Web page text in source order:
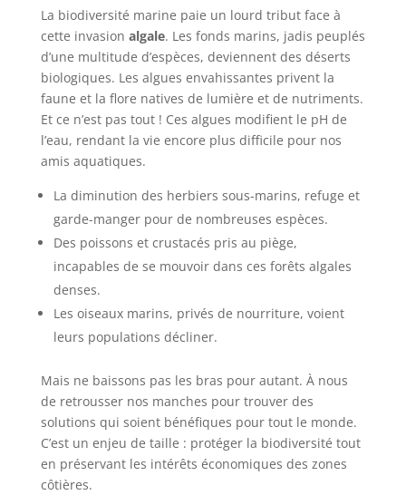
La biodiversité marine paie un lourd tribut face à
cette invasion algale. Les fonds marins, jadis peuplés
d’une multitude d’espèces, deviennent des déserts
biologiques. Les algues envahissantes privent la
faune et la flore natives de lumière et de nutriments.
Et ce n’est pas tout ! Ces algues modifient le pH de
l’eau, rendant la vie encore plus difficile pour nos
amis aquatiques.
La diminution des herbiers sous-marins, refuge et
garde-manger pour de nombreuses espèces.
Des poissons et crustacés pris au piège,
incapables de se mouvoir dans ces forêts algales
denses.
Les oiseaux marins, privés de nourriture, voient
leurs populations décliner.
Mais ne baissons pas les bras pour autant. À nous
de retrousser nos manches pour trouver des
solutions qui soient bénéfiques pour tout le monde.
C’est un enjeu de taille : protéger la biodiversité tout
en préservant les intérêts économiques des zones
côtières.